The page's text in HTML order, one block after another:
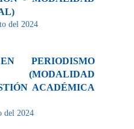
del 2024
PERIODISMO
(MODALIDAD
ACADÉMICA
del 2024